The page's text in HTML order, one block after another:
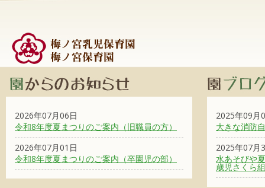
2026年07月06日
令和8年度夏まつりのご案内（旧職員の方）
2026年07月01日
令和8年度夏まつりのご案内（卒園児の部）
2025年09月
大きな消防
2025年07月
水あそびや
歳児さくら